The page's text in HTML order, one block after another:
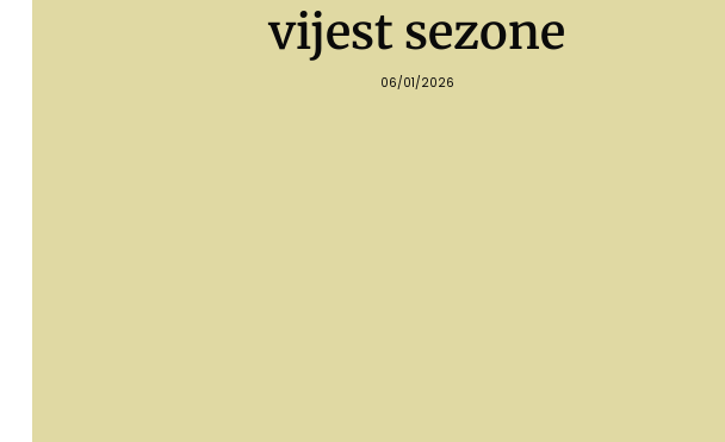
vijest sezone
06/01/2026